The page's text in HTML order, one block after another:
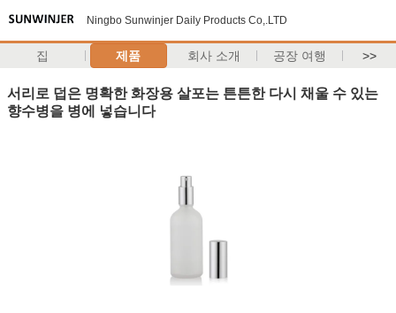
Ningbo Sunwinjer Daily Products Co,.LTD
집 제품 회사 소개 공장 여행 >>
서리로 덥은 명확한 화장용 살포는 튼튼한 다시 채울 수 있는
향수병을 병에 넣습니다